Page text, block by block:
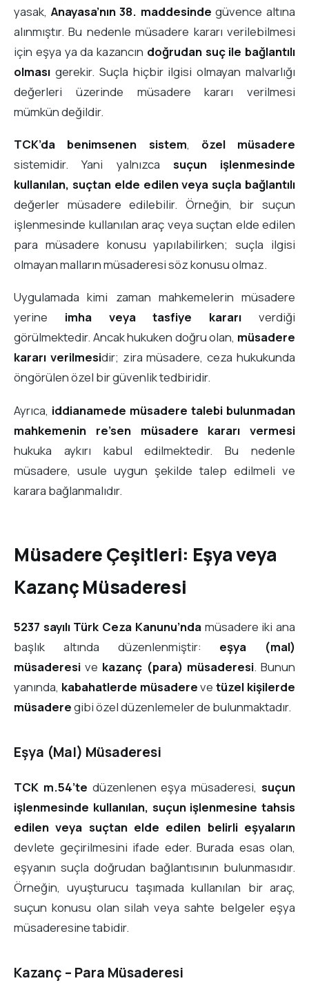
yasak, Anayasa’nın 38. maddesinde güvence altına
alınmıştır. Bu nedenle müsadere kararı verilebilmesi
için eşya ya da kazancın doğrudan suç ile bağlantılı
olması gerekir. Suçla hiçbir ilgisi olmayan malvarlığı
değerleri üzerinde müsadere kararı verilmesi
mümkün değildir.
TCK’da benimsenen sistem, özel müsadere
sistemidir. Yani yalnızca suçun işlenmesinde
kullanılan, suçtan elde edilen veya suçla bağlantılı
değerler müsadere edilebilir. Örneğin, bir suçun
işlenmesinde kullanılan araç veya suçtan elde edilen
para müsadere konusu yapılabilirken; suçla ilgisi
olmayan malların müsaderesi söz konusu olmaz.
Uygulamada kimi zaman mahkemelerin müsadere
yerine imha veya tasfiye kararı verdiği
görülmektedir. Ancak hukuken doğru olan, müsadere
kararı verilmesidir; zira müsadere, ceza hukukunda
öngörülen özel bir güvenlik tedbiridir.
Ayrıca, iddianamede müsadere talebi bulunmadan
mahkemenin re’sen müsadere kararı vermesi
hukuka aykırı kabul edilmektedir. Bu nedenle
müsadere, usule uygun şekilde talep edilmeli ve
karara bağlanmalıdır.
Müsadere Çeşitleri: Eşya veya
Kazanç Müsaderesi
5237 sayılı Türk Ceza Kanunu’ndamüsadere iki ana
başlık altında düzenlenmiştir: eşya (mal)
müsaderesi ve kazanç (para) müsaderesi. Bunun
yanında, kabahatlerde müsaderevetüzel kişilerde
müsaderegibi özel düzenlemeler de bulunmaktadır.
Eşya (Mal) Müsaderesi
TCK m.54’te düzenlenen eşya müsaderesi,suçun
işlenmesinde kullanılan, suçun işlenmesine tahsis
edilen veya suçtan elde edilen belirli eşyaların
devlete geçirilmesini ifade eder. Burada esas olan,
eşyanın suçla doğrudan bağlantısının bulunmasıdır.
Örneğin, uyuşturucu taşımada kullanılan bir araç,
suçun konusu olan silah veya sahte belgeler eşya
müsaderesine tabidir.
Kazanç – Para Müsaderesi